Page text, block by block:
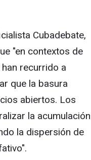
Cubadebate,
"en contextos de
recurrido a
que la basura
abiertos. Los
la acumulación
la dispersión de